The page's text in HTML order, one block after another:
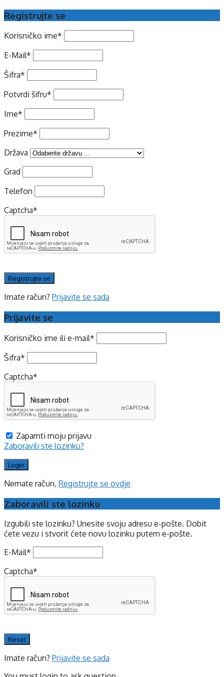
Registrujte se
Korisničko ime*
E-Mail*
Šifra*
Potvrdi šifru*
Ime*
Prezime*
Država
Grad
Telefon
Captcha*
Imate račun? Prijavite se sada
Prijavite se
Korisničko ime ili e-mail*
Šifra*
Captcha*
Zapamti moju prijavu
Zaboravili ste lozinku?
Nemate račun, Registrujte se ovdje
Zaboravili ste lozinku
Izgubili ste lozinku? Unesite svoju adresu e-pošte. Dobit
ćete vezu i stvorit ćete novu lozinku putem e-pošte.
E-Mail*
Captcha*
Imate račun? Prijavite se sada